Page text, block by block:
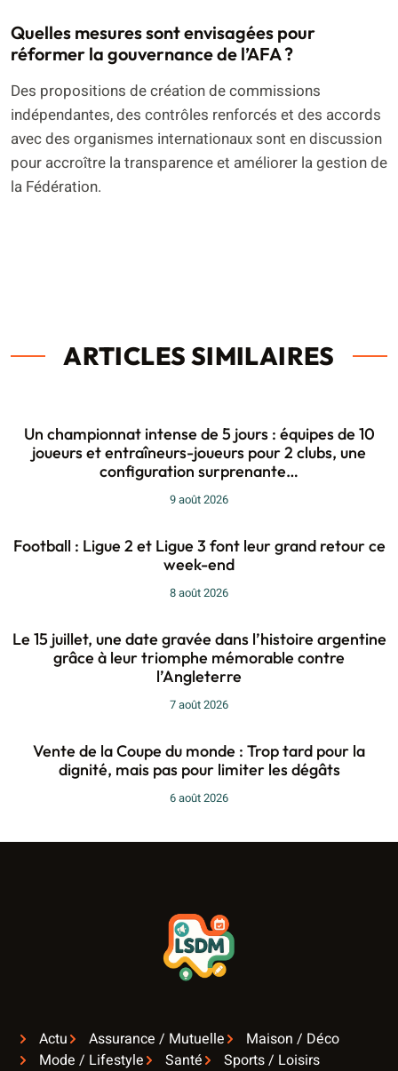
Quelles mesures sont envisagées pour
réformer la gouvernance de l’AFA ?
Des propositions de création de commissions
indépendantes, des contrôles renforcés et des accords
avec des organismes internationaux sont en discussion
pour accroître la transparence et améliorer la gestion de
la Fédération.
ARTICLES SIMILAIRES
Un championnat intense de 5 jours : équipes de 10
joueurs et entraîneurs-joueurs pour 2 clubs, une
configuration surprenante…
9 août 2026
Football : Ligue 2 et Ligue 3 font leur grand retour ce
week-end
8 août 2026
Le 15 juillet, une date gravée dans l’histoire argentine
grâce à leur triomphe mémorable contre
l’Angleterre
7 août 2026
Vente de la Coupe du monde : Trop tard pour la
dignité, mais pas pour limiter les dégâts
6 août 2026
Actu Assurance / Mutuelle
Maison / Déco
Mode / Lifestyle
Santé
Sports / Loisirs